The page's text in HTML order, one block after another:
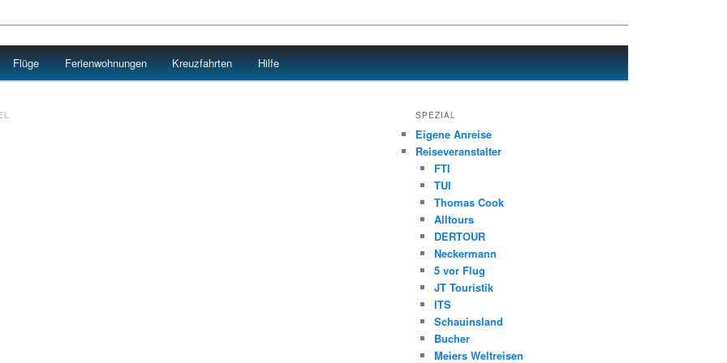
Flüge Ferienwohnungen Kreuzfahrten Hilfe
SPEZIAL
Eigene Anreise
Reiseveranstalter
FTI
TUI
Thomas Cook
Alltours
DERTOUR
Neckermann
5 vor Flug
JT Touristik
ITS
Schauinsland
Bucher
Meiers Weltreisen